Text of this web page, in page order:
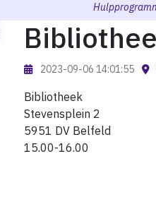
2023-09-06 14:01:55
Bibliotheek
Stevensplein 2
5951 DV Belfeld
15.00-16.00